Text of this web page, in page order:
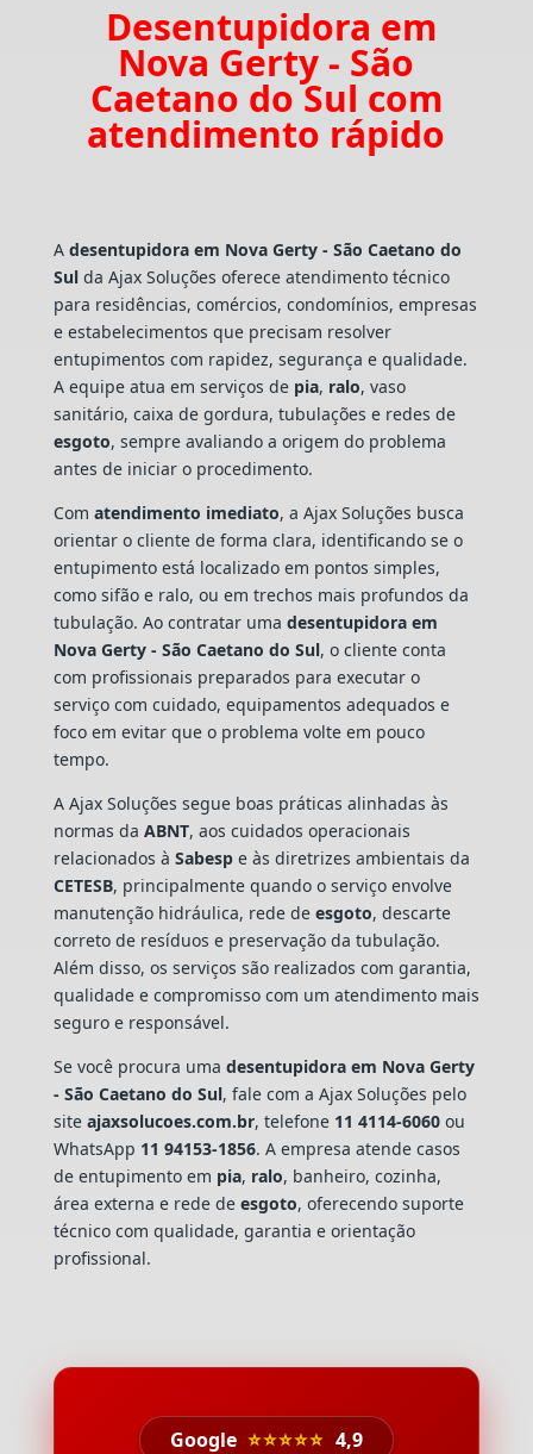
Desentupidora em
Nova Gerty - São
Caetano do Sul com
atendimento rápido
A desentupidora em Nova Gerty - São Caetano do
Sulda Ajax Soluções oferece atendimento técnico
para residências, comércios, condomínios, empresas
e estabelecimentos que precisam resolver
entupimentos com rapidez, segurança e qualidade.
A equipe atua em serviços de pia, ralo, vaso
sanitário, caixa de gordura, tubulações e redes de
esgoto, sempre avaliando a origem do problema
antes de iniciar o procedimento.
Com atendimento imediato, a Ajax Soluções busca
orientar o cliente de forma clara, identificando se o
entupimento está localizado em pontos simples,
como sifão e ralo, ou em trechos mais profundos da
tubulação. Ao contratar uma desentupidora em
Nova Gerty - São Caetano do Sul, o cliente conta
com profissionais preparados para executar o
serviço com cuidado, equipamentos adequados e
foco em evitar que o problema volte em pouco
tempo.
A Ajax Soluções segue boas práticas alinhadas às
normas da ABNT, aos cuidados operacionais
relacionados à Sabespe às diretrizes ambientais da
CETESB, principalmente quando o serviço envolve
manutenção hidráulica, rede de esgoto, descarte
correto de resíduos e preservação da tubulação.
Além disso, os serviços são realizados com garantia,
qualidade e compromisso com um atendimento mais
seguro e responsável.
Se você procura uma desentupidora em Nova Gerty
- São Caetano do Sul, fale com a Ajax Soluções pelo
site ajaxsolucoes.com.br, telefone 11 4114-6060ou
WhatsApp 11 94153-1856. A empresa atende casos
de entupimento em pia, ralo, banheiro, cozinha,
área externa e rede de esgoto, oferecendo suporte
técnico com qualidade, garantia e orientação
profissional.
Google ⭐⭐⭐⭐⭐ 4,9